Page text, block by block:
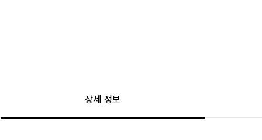
상세 정보